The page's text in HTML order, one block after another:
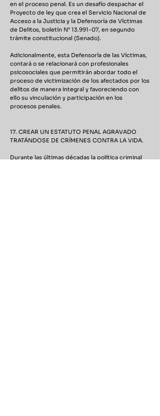
en el proceso penal. Es un desafío despachar el
Proyecto de ley que crea el Servicio Nacional de
Acceso a la Justicia y la Defensoría de Víctimas
de Delitos, boletín N° 13.991-07, en segundo
trámite constitucional (Senado).
Adicionalmente, esta Defensoría de las Víctimas,
contará o se relacionará con profesionales
psicosociales que permitirán abordar todo el
proceso de victimización de los afectados por los
delitos de manera integral y favoreciendo con
ello su vinculación y participación en los
procesos penales.
17. CREAR UN ESTATUTO PENAL AGRAVADO
TRATÁNDOSE DE CRÍMENES CONTRA LA VIDA.
Durante las últimas décadas la política criminal